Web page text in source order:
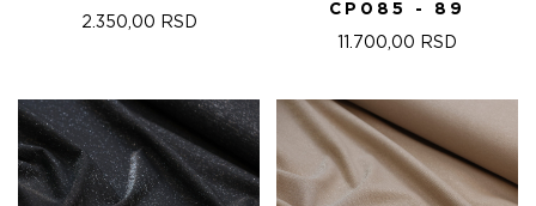
2.350,00 RSD
CP085 - 89
11.700,00 RSD